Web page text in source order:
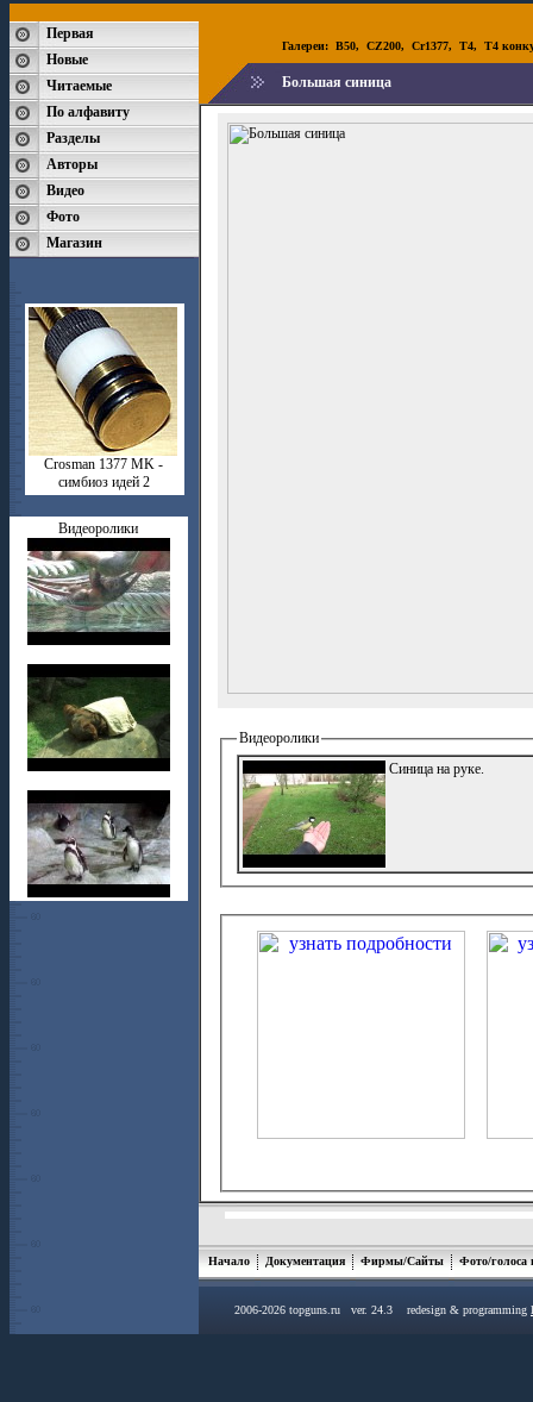
Первая
Новые
Читаемые
По алфавиту
Разделы
Авторы
Видео
Фото
Магазин
Crosman 1377 MK -
симбиоз идей 2
Видеоролики
Галереи: B50, CZ200, Cr1377, T4, T4
Большая синица
Видеоролики
Синица на руке.
Начало Документация Фирмы/Сайты Фото/голоса
2006-2026 topguns.ru ver. 24.3 redesign & programming